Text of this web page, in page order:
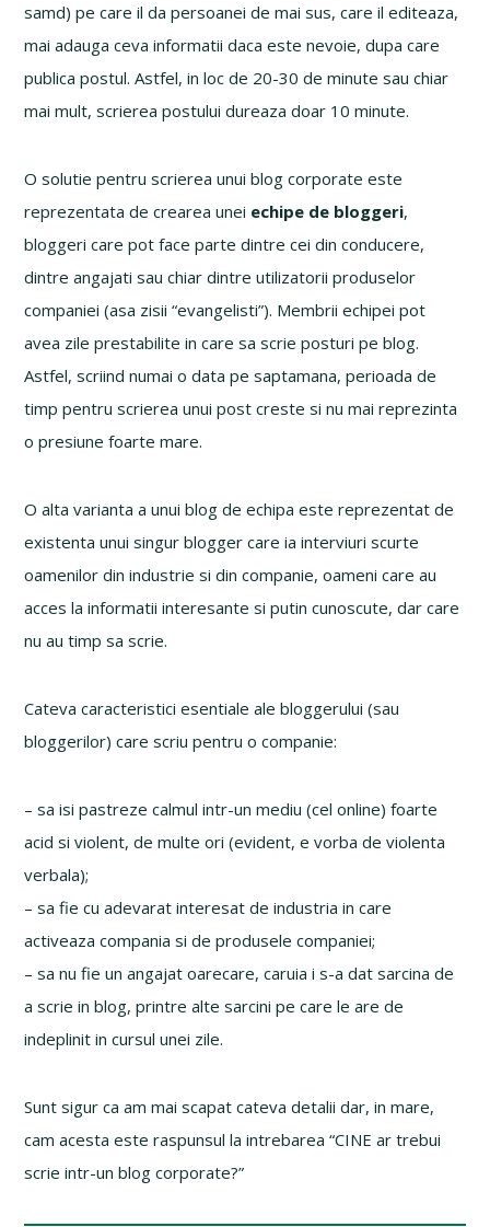
samd) pe care il da persoanei de mai sus, care il editeaza,
mai adauga ceva informatii daca este nevoie, dupa care
publica postul. Astfel, in loc de 20-30 de minute sau chiar
mai mult, scrierea postului dureaza doar 10 minute.
O solutie pentru scrierea unui blog corporate este
reprezentata de crearea unei echipe de bloggeri,
bloggeri care pot face parte dintre cei din conducere,
dintre angajati sau chiar dintre utilizatorii produselor
companiei (asa zisii “evangelisti”). Membrii echipei pot
avea zile prestabilite in care sa scrie posturi pe blog.
Astfel, scriind numai o data pe saptamana, perioada de
timp pentru scrierea unui post creste si nu mai reprezinta
o presiune foarte mare.
O alta varianta a unui blog de echipa este reprezentat de
existenta unui singur blogger care ia interviuri scurte
oamenilor din industrie si din companie, oameni care au
acces la informatii interesante si putin cunoscute, dar care
nu au timp sa scrie.
Cateva caracteristici esentiale ale bloggerului (sau
bloggerilor) care scriu pentru o companie:
– sa isi pastreze calmul intr-un mediu (cel online) foarte
acid si violent, de multe ori (evident, e vorba de violenta
verbala);
– sa fie cu adevarat interesat de industria in care
activeaza compania si de produsele companiei;
– sa nu fie un angajat oarecare, caruia i s-a dat sarcina de
a scrie in blog, printre alte sarcini pe care le are de
indeplinit in cursul unei zile.
Sunt sigur ca am mai scapat cateva detalii dar, in mare,
cam acesta este raspunsul la intrebarea “CINE ar trebui
scrie intr-un blog corporate?”